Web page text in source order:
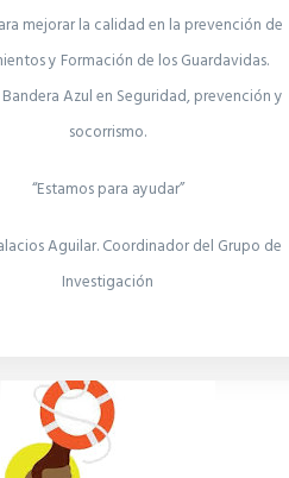
mejorar la calidad en la prevención de
y Formación de los Guardavidas.
Azul en Seguridad, prevención y
socorrismo.
“Estamos para ayudar”
Aguilar. Coordinador del Grupo de
Investigación